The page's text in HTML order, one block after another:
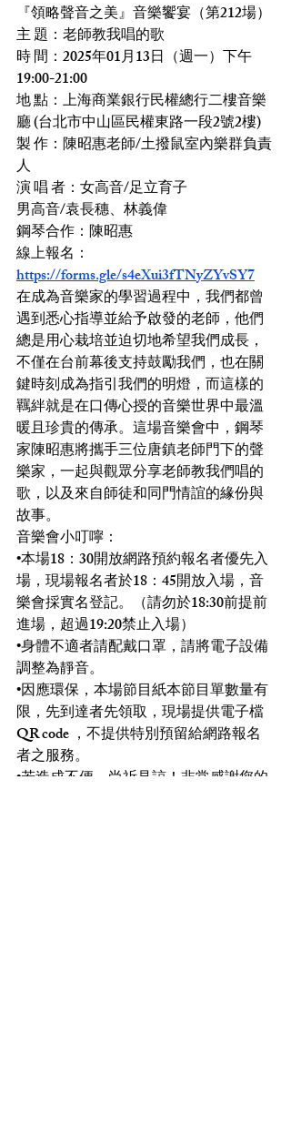
『領略聲音之美』音樂饗宴（第212場）
主 題：老師教我唱的歌
時 間：2025年01月13日（週一）下午
19:00-21:00
地 點：上海商業銀行民權總行二樓音樂
廳 (台北市中山區民權東路一段2號2樓)
製 作：陳昭惠老師/土撥鼠室內樂群負責
人
演 唱 者：女高音/足立育子
男高音/袁長穗、林義偉
鋼琴合作：陳昭惠
線上報名：
https://forms.gle/s4eXui3fTNyZYvSY7
在成為音樂家的學習過程中，我們都曾
遇到悉心指導並給予啟發的老師，他們
總是用心栽培並迫切地希望我們成長，
不僅在台前幕後支持鼓勵我們，也在關
鍵時刻成為指引我們的明燈，而這樣的
羈絆就是在口傳心授的音樂世界中最溫
暖且珍貴的傳承。這場音樂會中，鋼琴
家陳昭惠將攜手三位唐鎮老師門下的聲
樂家，一起與觀眾分享老師教我們唱的
歌，以及來自師徒和同門情誼的緣份與
故事。
音樂會小叮嚀：
•本場18：30開放網路預約報名者優先入
場，現場報名者於18：45開放入場，音
樂會採實名登記。（請勿於18:30前提前
進場，超過19:20禁止入場）
•身體不適者請配戴口罩，請將電子設備
調整為靜音。
•因應環保，本場節目紙本節目單數量有
限，先到達者先領取，現場提供電子檔
QR code ，不提供特別預留給網路報名
者之服務。
•若造成不便，尚祈見諒！非常感謝您的